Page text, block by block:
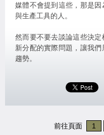
媒體不會提到這些，那是
與生產工具的人。
然而要不要去談論這些決
新分配的實際問題，讓我
趨勢。
前往頁面 1